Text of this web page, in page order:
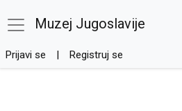
Muzej Jugoslavije
Prijavi se Registruj se